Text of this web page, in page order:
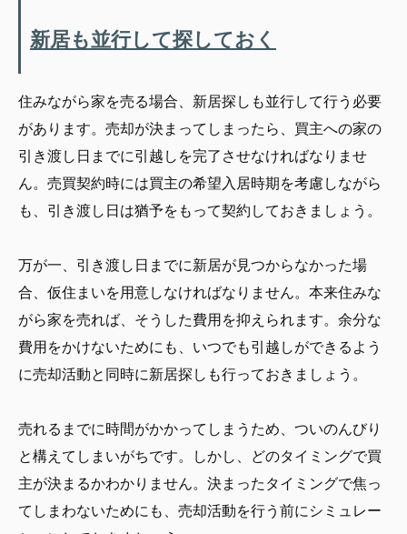
新居も並行して探しておく
住みながら家を売る場合、新居探しも並行して行う必要
があります。売却が決まってしまったら、買主への家の
引き渡し日までに引越しを完了させなければなりませ
ん。売買契約時には買主の希望入居時期を考慮しながら
も、引き渡し日は猶予をもって契約しておきましょう。
万が一、引き渡し日までに新居が見つからなかった場
合、仮住まいを用意しなければなりません。本来住みな
がら家を売れば、そうした費用を抑えられます。余分な
費用をかけないためにも、いつでも引越しができるよう
に売却活動と同時に新居探しも行っておきましょう。
売れるまでに時間がかかってしまうため、ついのんびり
と構えてしまいがちです。しかし、どのタイミングで買
主が決まるかわかりません。決まったタイミングで焦っ
てしまわないためにも、売却活動を行う前にシミュレー